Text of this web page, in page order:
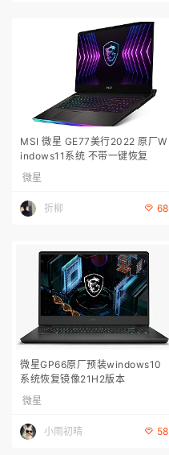
MSI 微星 GE77美行2022 原厂W
indows11系统 不带一键恢复
微星
折柳 68
微星GP66原厂预装windows10
系统恢复镜像21H2版本
微星
小雨初晴 58